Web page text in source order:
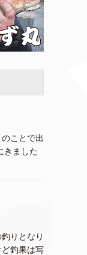
ことで出
きました
りとなり
釣果は写